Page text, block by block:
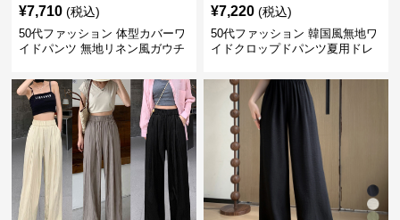
¥7,710 (税込)
50代ファッション 体型カバーワ
イドパンツ 無地リネン風ガウチ
¥7,220 (税込)
50代ファッション 韓国風無地ワ
イドクロップドパンツ夏用ドレ